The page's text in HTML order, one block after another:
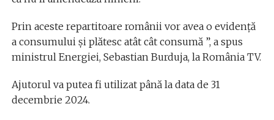
Prin aceste repartitoare românii vor avea o evidență
a consumului și plătesc atât cât consumă ”, a spus
ministrul Energiei, Sebastian Burduja, la România TV.
Ajutorul va putea fi utilizat până la data de 31
decembrie 2024.